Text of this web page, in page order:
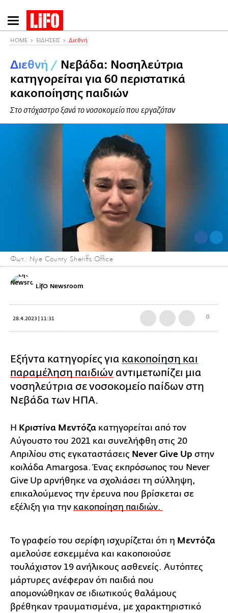
Παράκαμψη
προς
περιεχόμενο
HOME ΕΙΔΗΣΕΙΣ Διεθνή
Διεθνή / Νεβάδα: Νοσηλεύτρια
κατηγορείται για 60 περιστατικά
κακοποίησης παιδιών
Στο στόχαστρο ξανά το νοσοκομείο που εργαζόταν
Φωτ.: Nye County Sheriffs Office
LifO Newsroom
28.4.2023 | 11:31 0
Εξήντα κατηγορίες για κακοποίηση και
παραμέληση παιδιών αντιμετωπίζει μια
νοσηλεύτρια σε νοσοκομείο παίδων στη
Νεβάδα των ΗΠΑ.
Η Κριστίνα Μεντόζα κατηγορείται από τον
Αύγουστο του 2021 και συνελήφθη στις 20
Απριλίου στις εγκαταστάσεις Never Give Up στην
κοιλάδα Amargosa. Ένας εκπρόσωπος του Never
Give Up αρνήθηκε να σχολιάσει τη σύλληψη,
επικαλούμενος την έρευνα που βρίσκεται σε
εξέλιξη για την κακοποίηση παιδιών.
Το γραφείο του σερίφη ισχυρίζεται ότι η Μεντόζα
αμελούσε εσκεμμένα και κακοποιούσε
τουλάχιστον 19 ανήλικους ασθενείς. Αυτόπτες
μάρτυρες ανέφεραν ότι παιδιά που
απομονώθηκαν σε ιδιωτικούς θαλάμους
βρέθηκαν τραυματισμένα, με χαρακτηριστικό